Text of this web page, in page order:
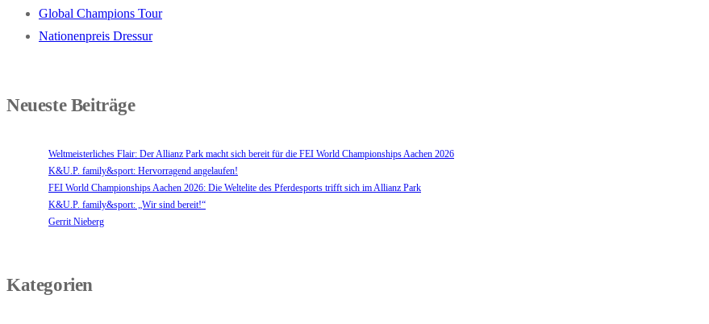
Global Champions Tour
Nationenpreis Dressur
Neueste Beiträge
Weltmeisterliches Flair: Der Allianz Park macht sich bereit für die FEI World Championships Aachen 2026
K&U.P. family&sport: Hervorragend angelaufen!
FEI World Championships Aachen 2026: Die Weltelite des Pferdesports trifft sich im Allianz Park
K&U.P. family&sport: „Wir sind bereit!“
Gerrit Nieberg
Kategorien